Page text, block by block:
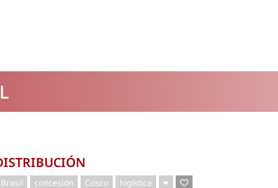
Brasil concesión Cosco logística